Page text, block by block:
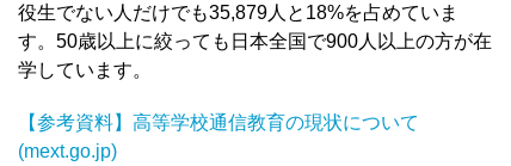
役生でない人だけでも35,879人と18%を占めていま
す。 50歳以上に絞っても日本全国で900人以上の方が在
学しています。
【参考資料】高等学校通信教育の現状について
(mext.go.jp)